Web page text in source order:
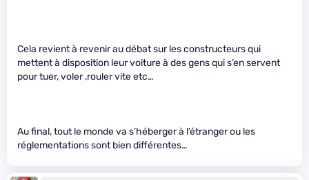
Cela revient à revenir au débat sur les constructeurs qui
mettent à disposition leur voiture à des gens qui s’en servent
pour tuer, voler ,rouler vite etc…
Au final, tout le monde va s’héberger à l’étranger ou les
réglementations sont bien différentes…